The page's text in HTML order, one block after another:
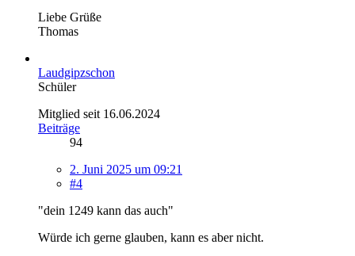
Liebe Grüße
Thomas
Laudgipzschon
Schüler
Mitglied seit 16.06.2024
Beiträge
94
2. Juni 2025 um 09:21
#4
"dein 1249 kann das auch"
Würde ich gerne glauben, kann es aber nicht.